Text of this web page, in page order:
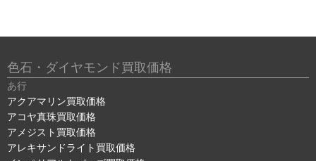
色石・ダイヤモンド買取価格
あ行
アクアマリン買取価格
アコヤ真珠買取価格
アメジスト買取価格
アレキサンドライト買取価格